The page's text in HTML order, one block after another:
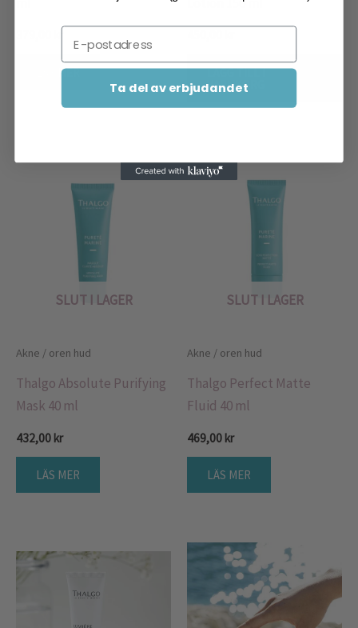
LÄS MER LÄGG TILL I
VARUKORG
SLUT I LAGER
Akne / oren hud
Thalgo Absolute Purifying
Mask 40 ml
432,00 kr
LÄS MER
SLUT I LAGER
Akne / oren hud
Thalgo Perfect Matte
Fluid 40 ml
469,00 kr
LÄS MER
Email
Ta del av erbjudandet